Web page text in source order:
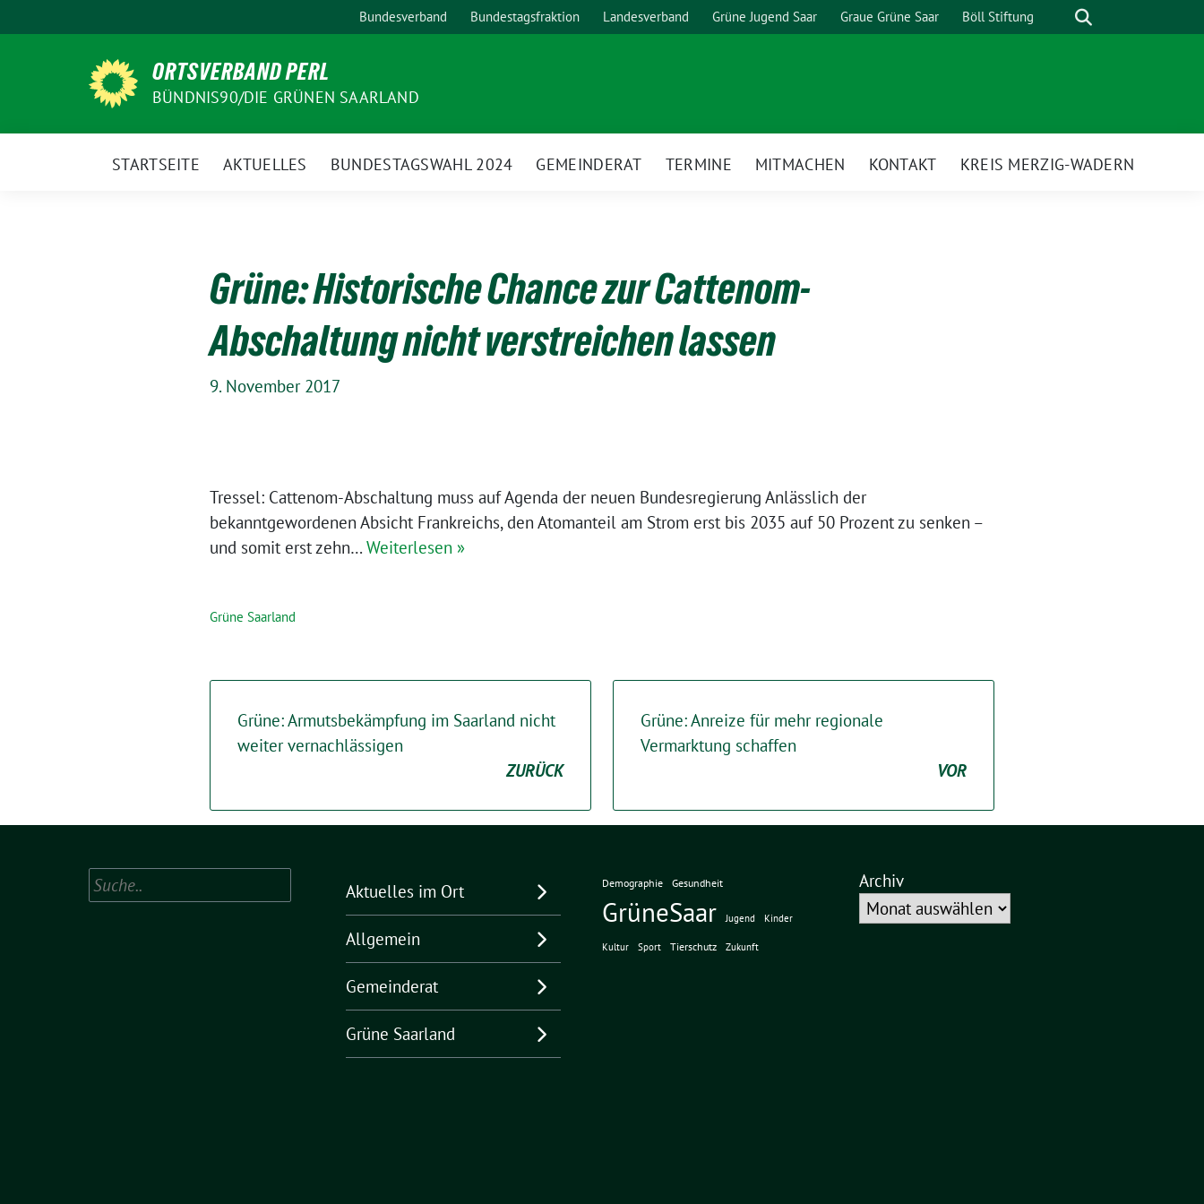
zum
Bundesverband Bundestagsfraktion Landesverband Grüne Jugend Saar Graue Grüne Saar Böll Stiftung Suche
ORTSVERBAND PERL
BÜNDNIS90/DIE GRÜNEN SAARLAND
STARTSEITE AKTUELLES BUNDESTAGSWAHL 2024 GEMEINDERAT TERMINE MITMACHEN KONTAKT KREIS MERZIG-WADERN
Grüne: Historische Chance zur Cattenom-
Abschaltung nicht verstreichen lassen
9. November 2017
Tressel: Cattenom-Abschaltung muss auf Agenda der neuen Bundesregierung Anlässlich der
bekanntgewordenen Absicht Frankreichs, den Atomanteil am Strom erst bis 2035 auf 50 Prozent zu senken –
und somit erst zehn… Weiterlesen »
Grüne Saarland
Grüne: Armutsbekämpfung im Saarland nicht
weiter vernachlässigen
ZURÜCK
Grüne: Anreize für mehr regionale
Vermarktung schaffen
VOR
Suchen
Aktuelles im Ort
Allgemein
Gemeinderat
Grüne Saarland
Demographie Gesundheit
GrüneSaar Jugend Kinder
Kultur Sport Tierschutz Zukunft
Archiv